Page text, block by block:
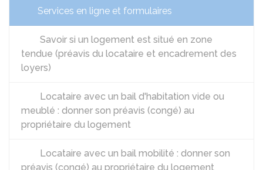
Services en ligne et formulaires
Savoir si un logement est situé en zone
tendue (préavis du locataire et encadrement des
loyers)
Locataire avec un bail d'habitation vide ou
meublé : donner son préavis (congé) au
propriétaire du logement
Locataire avec un bail mobilité : donner son
préavis (congé) au propriétaire du logement